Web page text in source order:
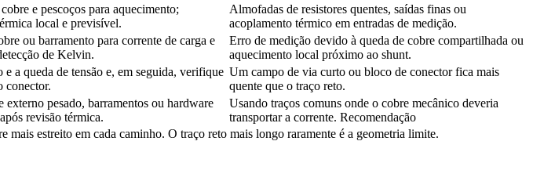
e pescoços para aquecimento;
local e previsível.
Almofadas de resistores quentes, saídas finas ou
acoplamento térmico em entradas de medição.
ou barramento para corrente de carga e
de Kelvin.
Erro de medição devido à queda de cobre compartilhada ou
aquecimento local próximo ao shunt.
a queda de tensão e, em seguida, verifique
conector.
Um campo de via curto ou bloco de conector fica mais
quente que o traço reto.
externo pesado, barramentos ou hardware
revisão térmica.
Usando traços comuns onde o cobre mecânico deveria
transportar a corrente. Recomendação
estreito em cada caminho. O traço reto mais longo raramente é a geometria limite.